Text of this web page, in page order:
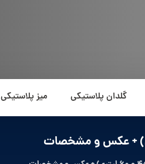
گلدان پلاستیکی میز پلاستیکی